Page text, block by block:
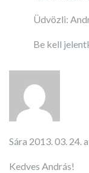
Üdvözli:
Be kell
Sára 2013. 03. 24.
Kedves András!